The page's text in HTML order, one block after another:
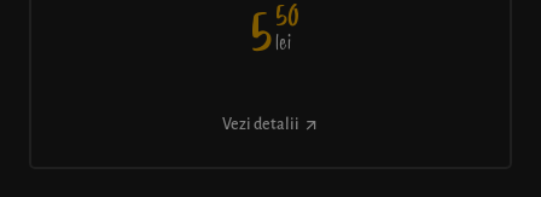
550
lei
Vezi detalii